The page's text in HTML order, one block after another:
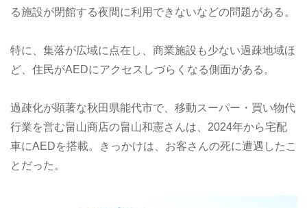
る施設が閉館する夜間に利用できないなどの問題がある。
特に、集落が広域に点在し、商業施設も少ない過疎地域ほ
ど、住民がAEDにアクセスしづらくなる側面がある。
過疎化が顕著な秋田県能代市で、移動スーパー・買い物代
行業を営む畠山商店の畠山和憲さんは、2024年から宅配
車にAEDを搭載。きっかけは、お客さんの死に遭遇したこ
とだった。